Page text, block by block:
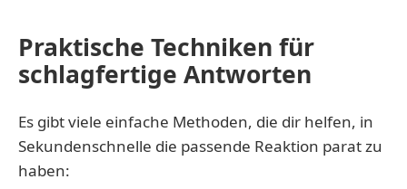
Praktische Techniken für
schlagfertige Antworten
Es gibt viele einfache Methoden, die dir helfen, in
Sekundenschnelle die passende Reaktion parat zu
haben: